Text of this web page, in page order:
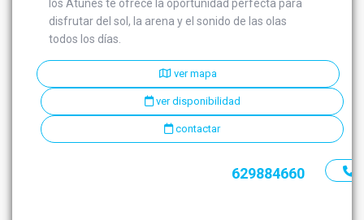
los Atunes te ofrece la oportunidad perfecta para
disfrutar del sol, la arena y el sonido de las olas
todos los días.
ver mapa
ver disponibilidad
contactar
629884660